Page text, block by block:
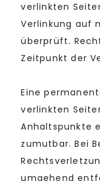
verlinkten
Verlinkung auf
überprüft.
Zeitpunkt der
Eine
verlinkten
Anhaltspunkte
zumutbar. Bei
umgehend